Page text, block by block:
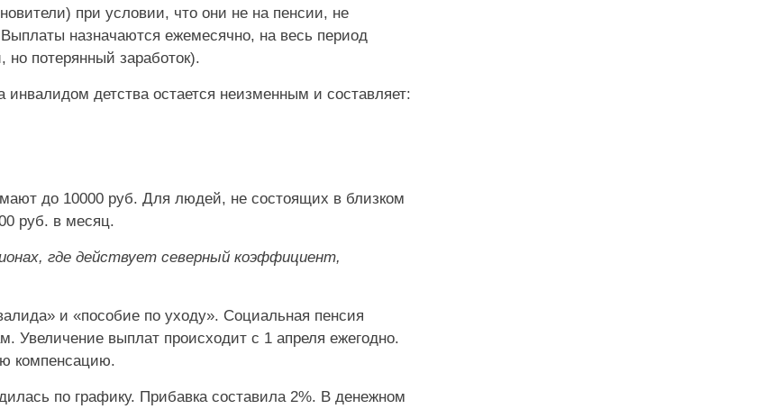
при условии, что они не на пенсии, не
назначаются ежемесячно, на весь период
но потерянный заработок).
детства остается неизменным и составляет:
до 10000 руб. Для людей, не состоящих в близком
руб. в месяц.
где действует северный коэффициент,
и «пособие по уходу». Социальная пенсия
Увеличение выплат происходит с 1 апреля ежегодно.
компенсацию.
по графику. Прибавка составила 2%. В денежном